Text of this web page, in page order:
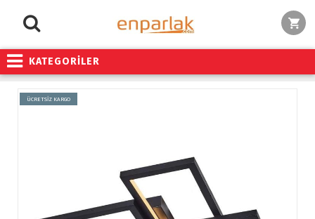
KATEGORİLER
ÜCRETSİZ KARGO